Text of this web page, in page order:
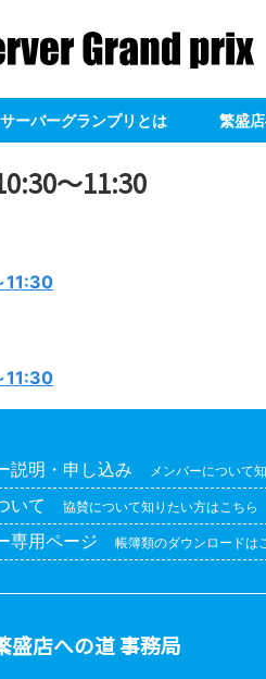
ーバーグランプリとは 繁盛
～11:30
11:30
11:30
説明・申し込み メンバーについて
いて 協賛について知りたい方はこちら
専用ページ 帳簿類のダウンロードは
盛店への道 事務局